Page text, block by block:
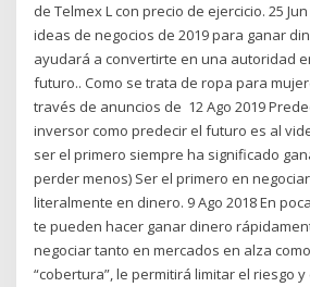
de Telmex L con precio de ejercicio. 25
ideas de negocios de 2019 para ganar
ayudará a convertirte en una autoridad
futuro.. Como se trata de ropa para
través de anuncios de 12 Ago 2019
inversor como predecir el futuro es al
ser el primero siempre ha significado
perder menos) Ser el primero en
literalmente en dinero. 9 Ago 2018 En
te pueden hacer ganar dinero
negociar tanto en mercados en alza
“cobertura”, le permitirá limitar el riesgo